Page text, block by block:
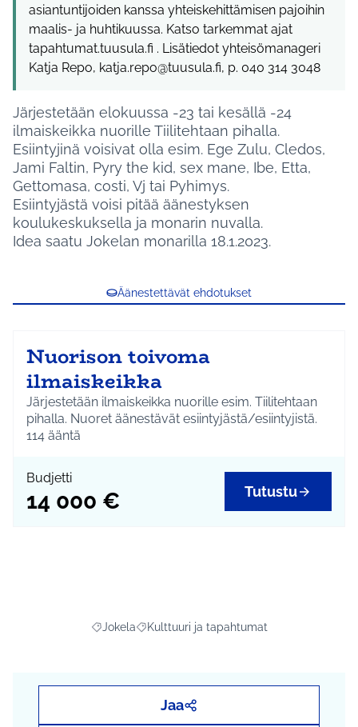
asiantuntijoiden kanssa yhteiskehittämisen pajoihin
maalis- ja huhtikuussa. Katso tarkemmat ajat
tapahtumat.tuusula.fi . Lisätiedot yhteisömanageri
Katja Repo, katja.repo@tuusula.fi, p. 040 314 3048
Järjestetään elokuussa -23 tai kesällä -24
ilmaiskeikka nuorille Tiilitehtaan pihalla.
Esiintyjinä voisivat olla esim. Ege Zulu, Cledos,
Jami Faltin, Pyry the kid, sex mane, Ibe, Etta,
Gettomasa, costi, Vj tai Pyhimys.
Esiintyjästä voisi pitää äänestyksen
koulukeskuksella ja monarin nuvalla.
Idea saatu Jokelan monarilla 18.1.2023.
Äänestettävät ehdotukset
Nuorison toivoma
ilmaiskeikka
Järjestetään ilmaiskeikka nuorille esim. Tiilitehtaan
pihalla. Nuoret äänestävät esiintyjästä/esiintyjistä.
114 ääntä
Budjetti
14 000 € Tutustu
Rajaa tulokset aihepiirin mukaan: Jokela
JokelaRajaa tulokset teeman mukaan: Kulttuuri
Kulttuuri ja tapahtumat
Jaa